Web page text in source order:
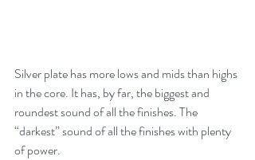
Silver plate has more lows and mids than highs
in the core. It has, by far, the biggest and
roundest sound of all the finishes. The
“darkest” sound of all the finishes with plenty
of power.